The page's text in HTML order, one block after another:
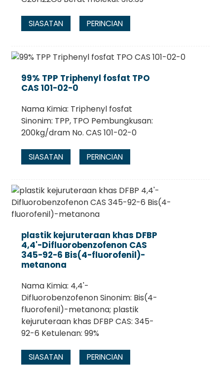
SIASATAN PERINCIAN
99% TPP Triphenyl fosfat TPO
CAS 101-02-0
Nama Kimia: Triphenyl fosfat
Sinonim: TPP, TPO Pembungkusan:
200kg/dram No. CAS 101-02-0
SIASATAN PERINCIAN
plastik kejuruteraan khas DFBP
4,4'-Difluorobenzofenon CAS
345-92-6 Bis(4-fluorofenil)-
metanona
Nama Kimia: 4,4'-
Difluorobenzofenon Sinonim: Bis(4-
fluorofenil)-metanona; plastik
kejuruteraan khas DFBP CAS: 345-
92-6 Ketulenan: 99%
SIASATAN PERINCIAN